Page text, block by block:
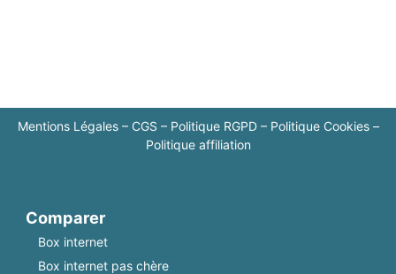
Mentions Légales– CGS – Politique RGPD– Politique Cookies–
Politique affiliation
Comparer
Box internet
Box internet pas chère